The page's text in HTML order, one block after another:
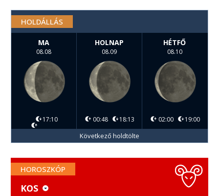
HOLDÁLLÁS
MA
08.08
17:10
HOLNAP
08.09
00:48 18:13
HÉTFŐ
08.10
02:00 19:00
Következő holdtölte
HOROSZKÓP
KOS